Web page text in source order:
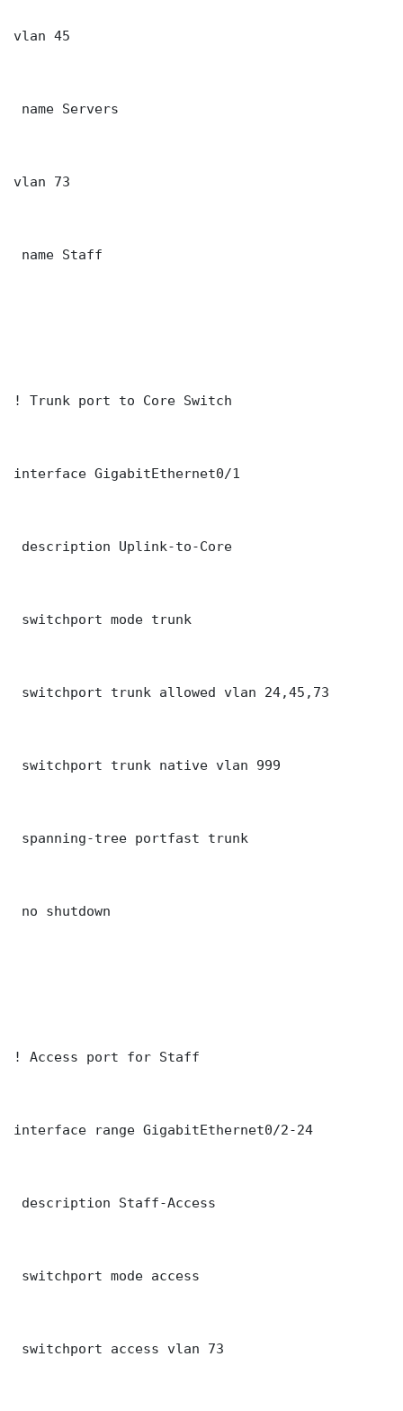
vlan 45
name Servers
vlan 73
name Staff
! Trunk port to Core Switch
interface GigabitEthernet0/1
description Uplink-to-Core
switchport mode trunk
switchport trunk allowed vlan 24,45,73
switchport trunk native vlan 999
spanning-tree portfast trunk
no shutdown
! Access port for Staff
interface range GigabitEthernet0/2-24
description Staff-Access
switchport mode access
switchport access vlan 73